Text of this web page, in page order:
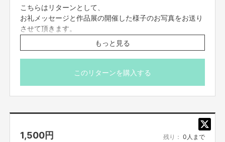
会場： Laugh & Peace Art Gallery
(〒542-0075 大阪市中央区難波千日前3－15 吉本本館1F )
入場無料です！！！
こちらはリターンとして、
お礼メッセージと作品展の開催した様子のお写真をお送り
させて頂きます。
※送料込み、海外発送は対応しておりません。
※プロジェクト本文の末尾に記載されている【ご支援に関す
る注意事項】を必ず一読下さいますようお願い申し上げま
もっと見る
このリターンを購入する
1,500円 残り： 0人まで